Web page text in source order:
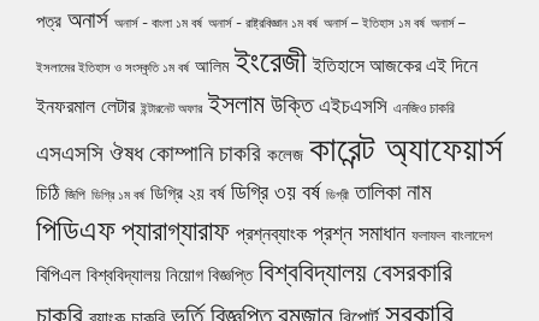
পত্র অনার্স অনার্স - বাংলা ১ম বর্ষ অনার্স - রাষ্ট্রবিজ্ঞান ১ম বর্ষ অনার্স – ইতিহাস ১ম বর্ষ অনার্স –
ইসলামের ইতিহাস ও সংস্কৃতি ১ম বর্ষ আলিম ইংরেজী ইতিহাসে আজকের এই দিনে
ইনফরমাল লেটার ইন্টারনেট অফার ইসলাম উক্তি এইচএসসি এনজিও চাকরি
এসএসসি ঔষধ কোম্পানি চাকরি কলেজ কারেন্ট অ্যাফেয়ার্স
চিঠি জিপি ডিগ্রি ১ম বর্ষ ডিগ্রি ২য় বর্ষ ডিগ্রি ৩য় বর্ষ ডিগ্রী তালিকা নাম
পিডিএফপ্যারাগ্যারাফ প্রশ্নব্যাংক প্রশ্ন সমাধান ফলাফল বাংলাদেশ
বিপিএল বিশ্ববিদ্যালয় নিয়োগ বিজ্ঞপ্তি বিশ্ববিদ্যালয়বেসরকারি
চাকরি
ভর্তি বিজ্ঞপ্তিরমজান সরকারি